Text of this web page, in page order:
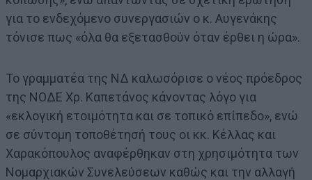
για το ενδεχόμενο συνεργασιών ο κ. Αυγενάκης
τόνισε πως «όλα θα εξετασθούν όταν έρθει η ώρα».
Το γραμματέα της ΝΔ καλωσόρισε ο νέος πρόεδρος
της ΝΟΔΕ Χρ. Καπετάνος κάνοντας λόγο για
«εκλογική ετοιμότητα και σε τοπικό επίπεδο», ενώ
σε σύντομη τοποθέτησή τους οι κκ. Κέλλας και
Χαρακόπουλος αναφέρθηκαν στη χρησιμότητα των
Νομαρχιακών Συνελεύσεων καθώς και την αλλαγή